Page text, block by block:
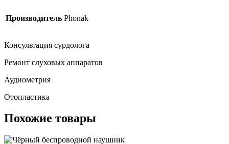
Производитель Phonak
Консультация сурдолога
Ремонт слуховых аппаратов
Аудиометрия
Отопластика
Похожие товары